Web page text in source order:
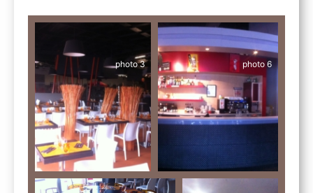
photo 3 photo 6